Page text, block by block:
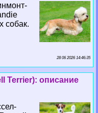
собак.
28 06 2026 14:46:35
Terrier): описание